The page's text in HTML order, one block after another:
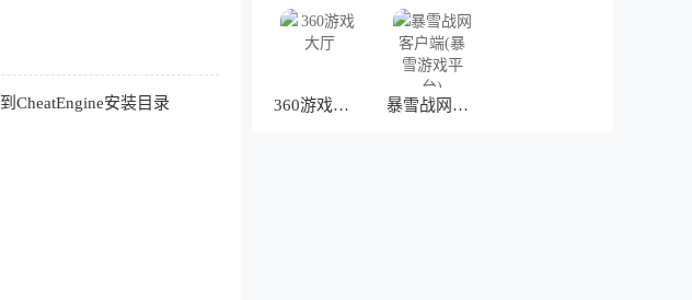
到CheatEngine安装目录
360游戏大厅 暴雪战网客户端(暴雪游戏平台)